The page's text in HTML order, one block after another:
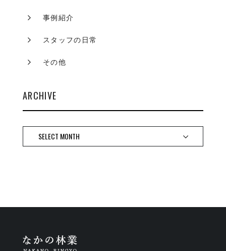
事例紹介
スタッフの日常
その他
ARCHIVE